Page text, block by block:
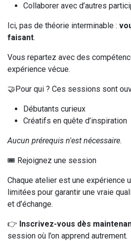
Collaborer avec d’autres
Ici, pas de théorie interminable :
faisant.
Vous repartez avec des
expérience vécue.
🤝Pour qui ? Ces sessions sont
Débutants curieux
Créatifs en quête d’inspiration
Aucun prérequis n'est nécessaire.
🎟️ Rejoignez une session
Chaque atelier est une expérience
limitées pour garantir une vraie
et d’échange.
👉 Inscrivez-vous dès
session où l’on apprend autrement.